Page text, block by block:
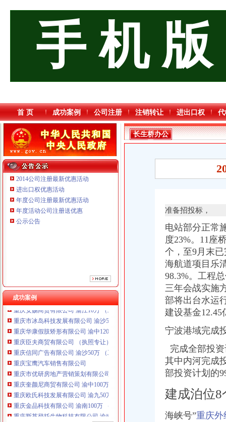
手 机 版
首 页 成功案例 公司注册 注销转让 进出口权
2014公司注册最新优惠活动
进出口权优惠活动
年度公司注册最新优惠活动
年度活动公司注册送优惠
公示公告
成功案例
重庆臣夫商贸有限公司 （执照专让）
重庆信同广告有限公司 渝沙50万 （工商注册）
重庆金品科技有限公司 渝南100万 （进出口权）
重庆斯苔登托生物科技有限公司 渝南10万 （工商注册）
重庆安赐商贸有限公司 渝江10万 （工商注册）
重庆市冰岛科技发展有限公司 渝沙50万 （进出口权）
重庆华康假肢矫形有限公司 渝中120万 （增资）
重庆臣夫商贸有限公司 （执照专让）
重庆信同广告有限公司 渝沙50万 （工商注册）
重庆宝鹰汽车销售有限公司
重庆市优研房地产营销策划有限公司
重庆奎颜尼商贸有限公司 渝中100万 （工商注册）
重庆欧氏科技发展有限公司 渝九50万 （进出口权）
重庆金品科技有限公司 渝南100万 （进出口权）
重庆斯苔登托生物科技有限公司 渝南10万 （工商注册）
重庆安赐商贸有限公司 渝江10万 （工商注册）
长生桥办公
司
准备招投标，
电站部分正常
度23%。11座
个，至9月末
海航道项目乐
98.3%。工程
三年会战实施
部将出台水运
建设基金12.45
宁波港域完成
完成全部投
其中内河完成
部投资计划的
建成泊位8
海峡号”重庆外